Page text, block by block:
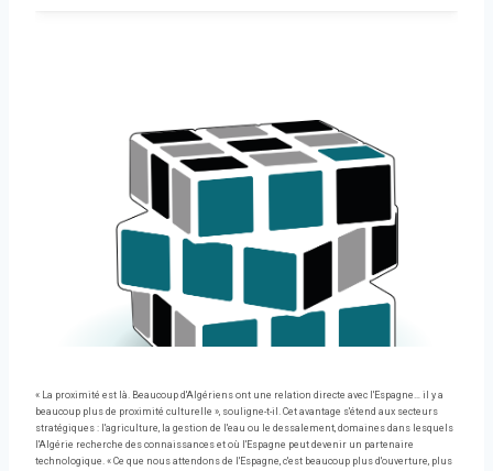
« La proximité est là. Beaucoup d'Algériens ont une relation directe avec l'Espagne… il y a
beaucoup plus de proximité culturelle », souligne-t-il. Cet avantage s'étend aux secteurs
stratégiques : l'agriculture, la gestion de l'eau ou le dessalement, domaines dans lesquels
l'Algérie recherche des connaissances et où l'Espagne peut devenir un partenaire
technologique. « Ce que nous attendons de l'Espagne, c'est beaucoup plus d'ouverture, plus